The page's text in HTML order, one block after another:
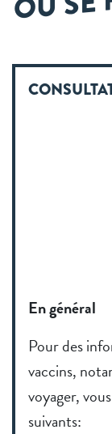
En général
Pour des
vaccins,
voyager,
suivants: